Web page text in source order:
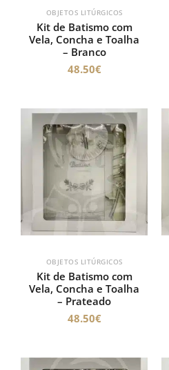
OBJETOS LITÚRGICOS
Kit de Batismo com
Vela, Concha e Toalha
– Branco
48.50€
OBJETOS LITÚRGICOS
Kit de Batismo com
Vela, Concha e Toalha
– Prateado
48.50€